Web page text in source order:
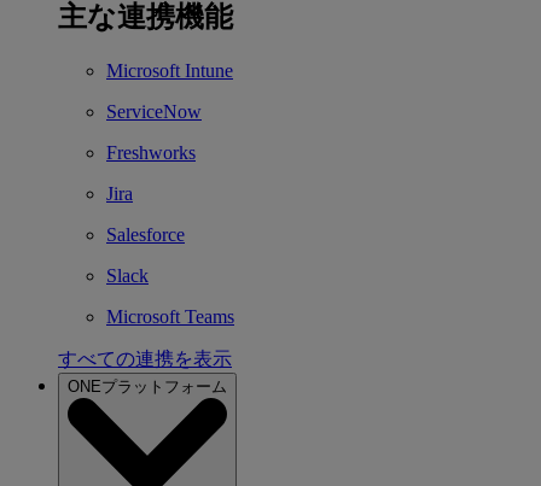
主な連携機能
Microsoft Intune
ServiceNow
Freshworks
Jira
Salesforce
Slack
Microsoft Teams
すべての連携を表示
ONEプラットフォーム